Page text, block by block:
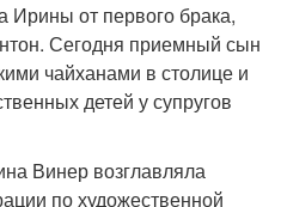
Ирины от первого брака,
Сегодня приемный сын
чайханами в столице и
детей у супругов
Винер возглавляла
по художественной